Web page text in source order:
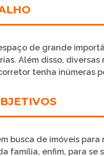
de grande
Além disso, diversas
tenha inúmeras
busca de imóveis
família, enfim, para se